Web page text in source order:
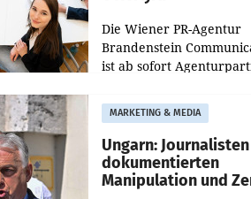
Die Wiener PR-Agentur
Brandenstein
ist ab sofort
Optimierungsplattform
OtterlyAI. Damit baut die
Agentur ihr
MARKETING & MEDIA
Ungarn: Journalisten
dokumentierten
Manipulation und